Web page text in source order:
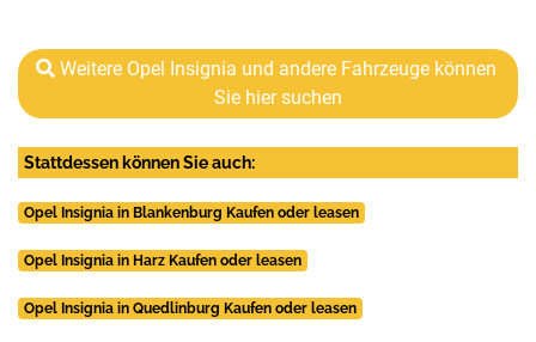
Weitere Opel Insignia und andere Fahrzeuge können
Sie hier suchen
Stattdessen können Sie auch:
Opel Insignia in Blankenburg Kaufen oder leasen
Opel Insignia in Harz Kaufen oder leasen
Opel Insignia in Quedlinburg Kaufen oder leasen